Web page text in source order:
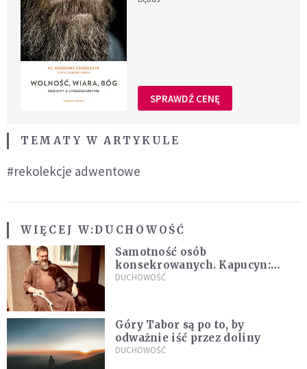
SPRAWDŹ CENĘ
TEMATY W ARTYKULE
#rekolekcje adwentowe
WIĘCEJ W:DUCHOWOŚĆ
Samotność osób
konsekrowanych. Kapucyn:
Życie w pojedynkę rzadko jest
DUCHOWOŚĆ
Góry Tabor są po to, by
odważnie iść przez doliny
DUCHOWOŚĆ